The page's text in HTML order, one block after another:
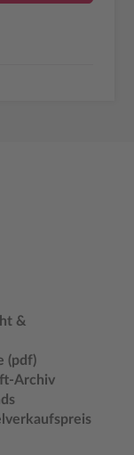
&
(pdf)
Archiv